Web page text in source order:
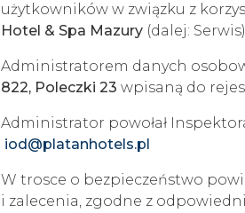
użytkowników w związku z
Hotel & Spa Mazury (dalej: Serwis)
Administratorem danych
822, Poleczki 23 wpisaną do
Administrator powołał
iod@platanhotels.pl
W trosce o bezpieczeństwo
i zalecenia, zgodne z